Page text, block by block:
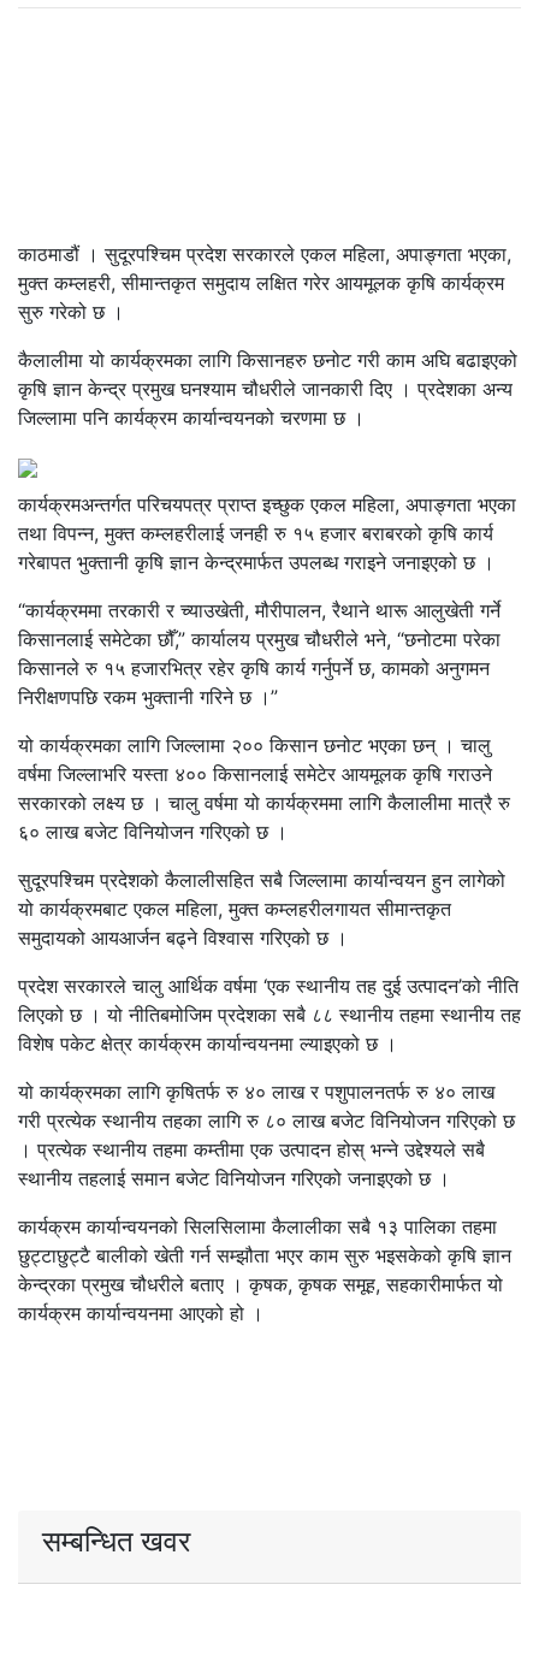
काठमाडौं । सुदूरपश्चिम प्रदेश सरकारले एकल महिला, अपाङ्गता भएका,
मुक्त कम्लहरी, सीमान्तकृत समुदाय लक्षित गरेर आयमूलक कृषि कार्यक्रम
सुरु गरेको छ ।
कैलालीमा यो कार्यक्रमका लागि किसानहरु छनोट गरी काम अघि बढाइएको
कृषि ज्ञान केन्द्र प्रमुख घनश्याम चौधरीले जानकारी दिए । प्रदेशका अन्य
जिल्लामा पनि कार्यक्रम कार्यान्वयनको चरणमा छ ।
कार्यक्रमअन्तर्गत परिचयपत्र प्राप्त इच्छुक एकल महिला, अपाङ्गता भएका
तथा विपन्न, मुक्त कम्लहरीलाई जनही रु १५ हजार बराबरको कृषि कार्य
गरेबापत भुक्तानी कृषि ज्ञान केन्द्रमार्फत उपलब्ध गराइने जनाइएको छ ।
“कार्यक्रममा तरकारी र च्याउखेती, मौरीपालन, रैथाने थारू आलुखेती गर्ने
किसानलाई समेटेका छौँ,” कार्यालय प्रमुख चौधरीले भने, “छनोटमा परेका
किसानले रु १५ हजारभित्र रहेर कृषि कार्य गर्नुपर्ने छ, कामको अनुगमन
निरीक्षणपछि रकम भुक्तानी गरिने छ ।”
यो कार्यक्रमका लागि जिल्लामा २०० किसान छनोट भएका छन् । चालु
वर्षमा जिल्लाभरि यस्ता ४०० किसानलाई समेटेर आयमूलक कृषि गराउने
सरकारको लक्ष्य छ । चालु वर्षमा यो कार्यक्रममा लागि कैलालीमा मात्रै रु
६० लाख बजेट विनियोजन गरिएको छ ।
सुदूरपश्चिम प्रदेशको कैलालीसहित सबै जिल्लामा कार्यान्वयन हुन लागेको
यो कार्यक्रमबाट एकल महिला, मुक्त कम्लहरीलगायत सीमान्तकृत
समुदायको आयआर्जन बढ्ने विश्वास गरिएको छ ।
प्रदेश सरकारले चालु आर्थिक वर्षमा ‘एक स्थानीय तह दुई उत्पादन’को नीति
लिएको छ । यो नीतिबमोजिम प्रदेशका सबै ८८ स्थानीय तहमा स्थानीय तह
विशेष पकेट क्षेत्र कार्यक्रम कार्यान्वयनमा ल्याइएको छ ।
यो कार्यक्रमका लागि कृषितर्फ रु ४० लाख र पशुपालनतर्फ रु ४० लाख
गरी प्रत्येक स्थानीय तहका लागि रु ८० लाख बजेट विनियोजन गरिएको छ
। प्रत्येक स्थानीय तहमा कम्तीमा एक उत्पादन होस् भन्ने उद्देश्यले सबै
स्थानीय तहलाई समान बजेट विनियोजन गरिएको जनाइएको छ ।
कार्यक्रम कार्यान्वयनको सिलसिलामा कैलालीका सबै १३ पालिका तहमा
छुट्टाछुट्टै बालीको खेती गर्न सम्झौता भएर काम सुरु भइसकेको कृषि ज्ञान
केन्द्रका प्रमुख चौधरीले बताए । कृषक, कृषक समूह, सहकारीमार्फत यो
कार्यक्रम कार्यान्वयनमा आएको हो ।
सम्बन्धित खवर